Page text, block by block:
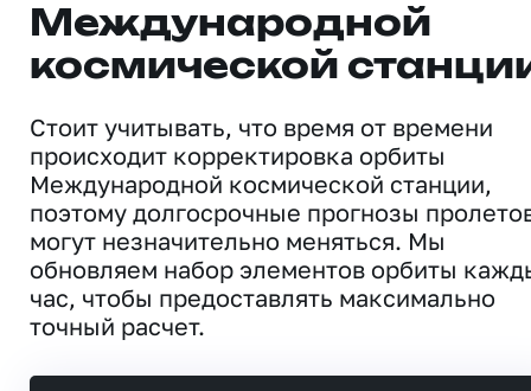
Международной
космической
Стоит учитывать, что время от времени
происходит корректировка орбиты
Международной космической станции,
поэтому долгосрочные прогнозы
могут незначительно меняться. Мы
обновляем набор элементов орбиты
час, чтобы предоставлять максимально
точный расчет.